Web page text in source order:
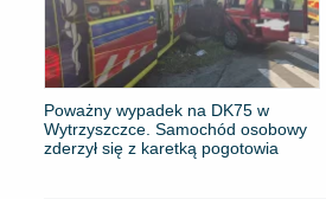
Poważny wypadek na DK75 w
Wytrzyszczce. Samochód osobowy
zderzył się z karetką pogotowia